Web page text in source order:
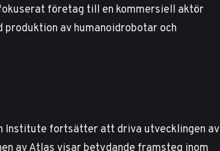
företag till en kommersiell aktör
av humanoidrobotar och
Institute fortsätter att driva utvecklingen av
av Atlas visar betydande framsteg inom